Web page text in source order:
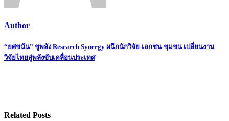
Author
Post
navigation
“ยศชนัน” ชูพลัง Research Synergy ผนึกนักวิจัย-เอกชน-ชุมชน เปลี่ยนงาน
วิจัยไทยสู่พลังขับเคลื่อนประเทศ
Related Posts